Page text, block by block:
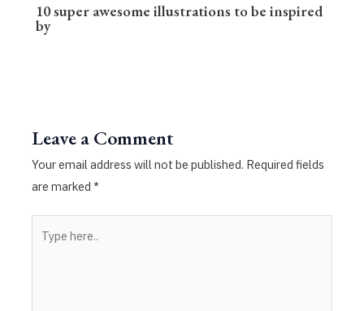
10 super awesome illustrations to be inspired
by
Leave a Comment
Your email address will not be published. Required fields
are marked*
here..